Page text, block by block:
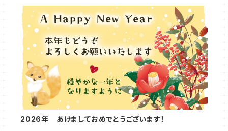
2026年 あけましておめでとうございます！